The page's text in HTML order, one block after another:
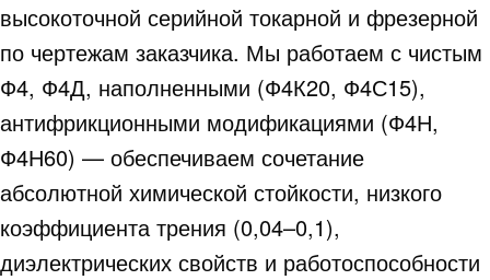
высокоточной серийной токарной и фрезерной
по чертежам заказчика. Мы работаем с чистым
Ф4, Ф4Д, наполненными (Ф4К20, Ф4С15),
антифрикционными модификациями (Ф4Н,
Ф4Н60) — обеспечиваем сочетание
абсолютной химической стойкости, низкого
коэффициента трения (0,04–0,1),
диэлектрических свойств и работоспособности